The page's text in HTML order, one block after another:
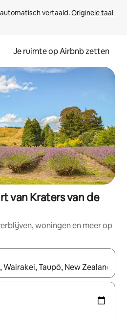
vertaald. Originele taal
Je ruimte op Airbnb zetten
van Kraters van de
woningen en meer op
zijn, maak je een keuze